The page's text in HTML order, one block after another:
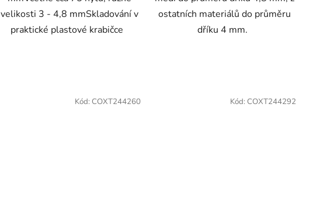
velikosti 3 - 4,8 mmSkladování v
praktické plastové krabičce
ostatních materiálů do průměru
dříku 4 mm.
Kód: COXT244260 Kód: COXT244292